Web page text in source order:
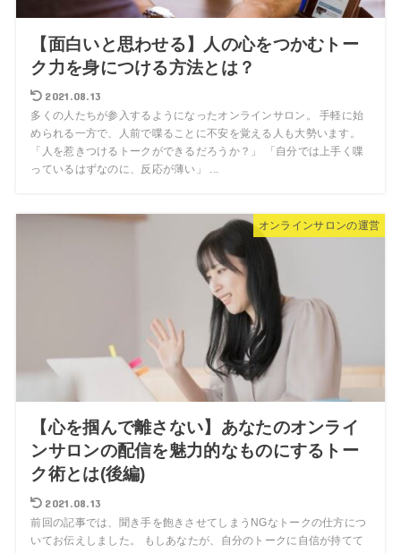
【面白いと思わせる】人の心をつかむトー
ク力を身につける方法とは？
2021.08.13
多くの人たちが参入するようになったオンラインサロン。 手軽に始
められる一方で、人前で喋ることに不安を覚える人も大勢います。
「人を惹きつけるトークができるだろうか？」 「自分では上手く喋
っているはずなのに、反応が薄い」 ...
オンラインサロンの運営
【心を掴んで離さない】あなたのオンライ
ンサロンの配信を魅力的なものにするトー
ク術とは(後編)
2021.08.13
前回の記事では、聞き手を飽きさせてしまうNGなトークの仕方につ
いてお伝えしました。 もしあなたが、自分のトークに自信が持てて